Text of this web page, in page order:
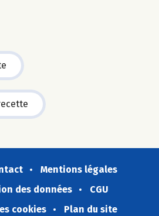
Mentions légales
des données
CGU
cookies
Plan du site